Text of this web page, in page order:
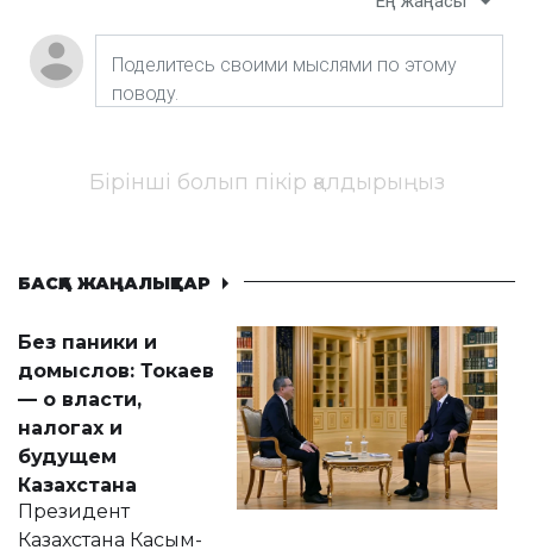
Бірінші болып пікір қалдырыңыз
БАСҚА ЖАҢАЛЫҚТАР
Без паники и
домыслов: Токаев
— о власти,
налогах и
будущем
Казахстана
Президент
Казахстана Касым-